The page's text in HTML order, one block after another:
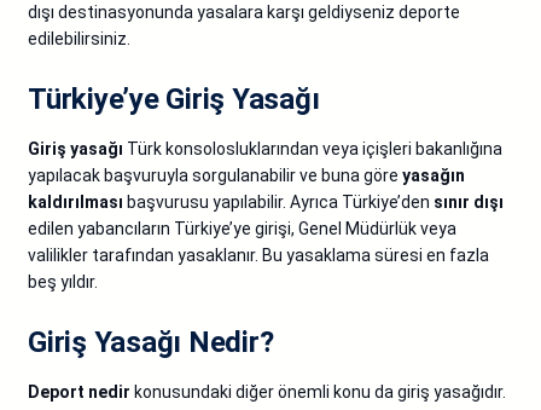
dışı destinasyonunda yasalara karşı geldiyseniz deporte
edilebilirsiniz.
Türkiye’ye Giriş Yasağı
Giriş yasağı Türk konsolosluklarından veya içişleri bakanlığına
yapılacak başvuruyla sorgulanabilir ve buna göre yasağın
kaldırılması başvurusu yapılabilir. Ayrıca Türkiye’den sınır dışı
edilen yabancıların Türkiye’ye girişi, Genel Müdürlük veya
valilikler tarafından yasaklanır. Bu yasaklama süresi en fazla
beş yıldır.
Giriş Yasağı Nedir?
Deport nedir konusundaki diğer önemli konu da giriş yasağıdır.